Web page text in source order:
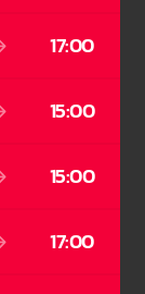
17:00
15:00
15:00
17:00